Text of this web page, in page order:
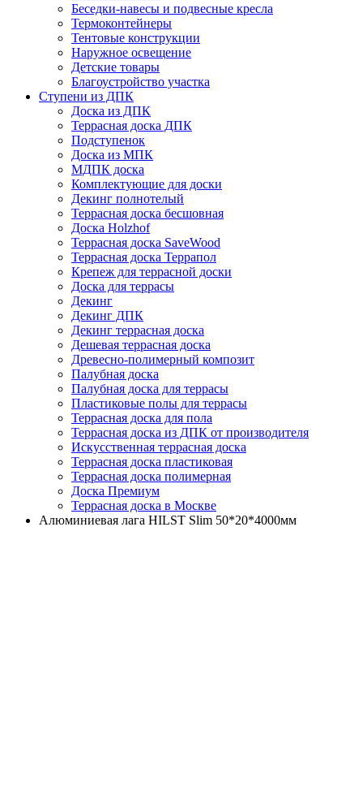
Беседки-навесы и подвесные кресла
Термоконтейнеры
Тентовые конструкции
Наружное освещение
Детские товары
Благоустройство участка
Ступени из ДПК
Доска из ДПК
Террасная доска ДПК
Подступенок
Доска из МПК
МДПК доска
Комплектующие для доски
Декинг полнотелый
Террасная доска бесшовная
Доска Holzhof
Террасная доска SaveWood
Террасная доска Террапол
Крепеж для террасной доски
Доска для террасы
Декинг
Декинг ДПК
Декинг террасная доска
Дешевая террасная доска
Древесно-полимерный композит
Палубная доска
Палубная доска для террасы
Пластиковые полы для террасы
Террасная доска для пола
Террасная доска из ДПК от производителя
Искусственная террасная доска
Террасная доска пластиковая
Террасная доска полимерная
Доска Премиум
Террасная доска в Москве
Алюминиевая лага HILST Slim 50*20*4000мм